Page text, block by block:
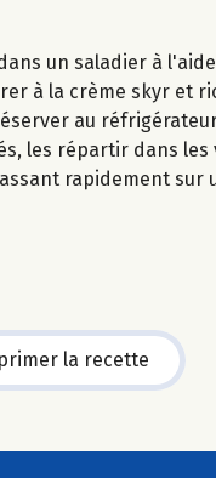
un saladier à
à la crème skyr et
au
les répartir dans les
rapidement
la recette